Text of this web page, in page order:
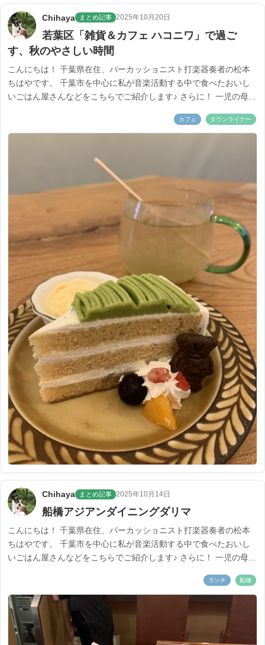
Chihaya まとめ記事 2025年10月20日
若葉区「雑貨＆カフェ ハコニワ」で過ご
す、秋のやさしい時間
こんにちは！ 千葉県在住、パーカッショニスト打楽器奏者の松本
ちはやです。 千葉市を中心に私が音楽活動する中で食べたおいし
いごはん屋さんなどをこちらでご紹介します♪ さらに！ 一児の母...
カフェ タウンライナー
Chihaya まとめ記事 2025年10月14日
船橋アジアンダイニングダリマ
こんにちは！ 千葉県在住、パーカッショニスト打楽器奏者の松本
ちはやです。 千葉市を中心に私が音楽活動する中で食べたおいし
いごはん屋さんなどをこちらでご紹介します♪ さらに！ 一児の母...
ランチ 船橋